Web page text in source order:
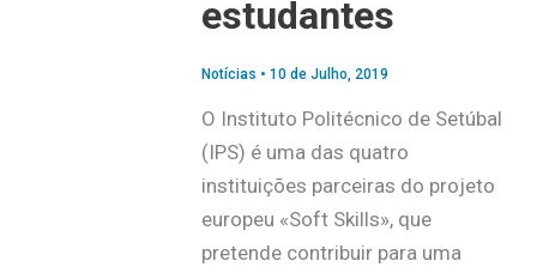
estudantes
Notícias • 10 de Julho, 2019
O Instituto Politécnico de Setúbal
(IPS) é uma das quatro
instituições parceiras do projeto
europeu «Soft Skills», que
pretende contribuir para uma